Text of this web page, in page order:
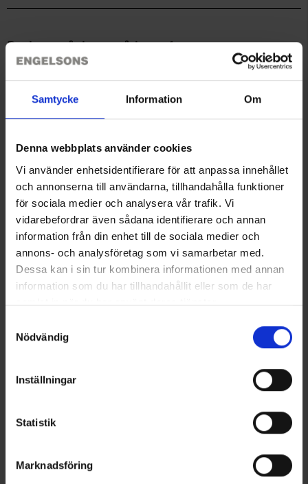
Samtycke Information Om
Denna webbplats använder cookies
Vi använder enhetsidentifierare för att anpassa innehållet
och annonserna till användarna, tillhandahålla funktioner
för sociala medier och analysera vår trafik. Vi
vidarebefordrar även sådana identifierare och annan
information från din enhet till de sociala medier och
annons- och analysföretag som vi samarbetar med.
Dessa kan i sin tur kombinera informationen med annan
information som du har tillhandahållit eller som de har
samlat in när du har använt deras tjänster.
Nödvändig
Inställningar
Statistik
Marknadsföring
Du har måske også brug for
Strømper Coolmax® Grå
Fra49 kr.
Springyard Applier Brush
50 kr.
Lignende produkter
Springyard Studs 6-pack
Springyard
Premium Horn Chrome 59 cm